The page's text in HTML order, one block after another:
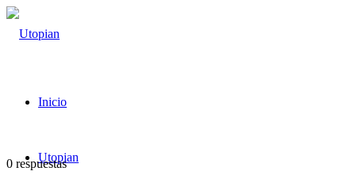
Inicio
Utopian
0 respuestas